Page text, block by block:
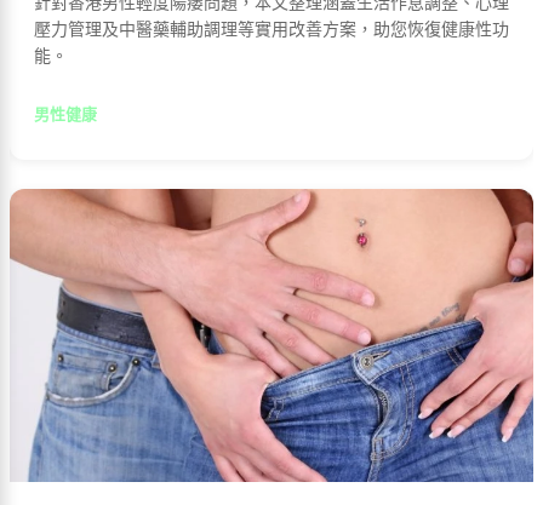
針對香港男性輕度陽痿問題，本文整理涵蓋生活作息調整、心理
壓力管理及中醫藥輔助調理等實用改善方案，助您恢復健康性功
能。
男性健康